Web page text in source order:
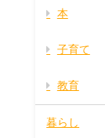
本
子育て
教育
暮らし